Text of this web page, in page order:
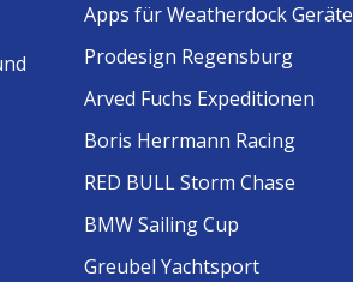
Apps für Weatherdock Geräte
Prodesign Regensburg
Arved Fuchs Expeditionen
Boris Herrmann Racing
RED BULL Storm Chase
BMW Sailing Cup
Greubel Yachtsport